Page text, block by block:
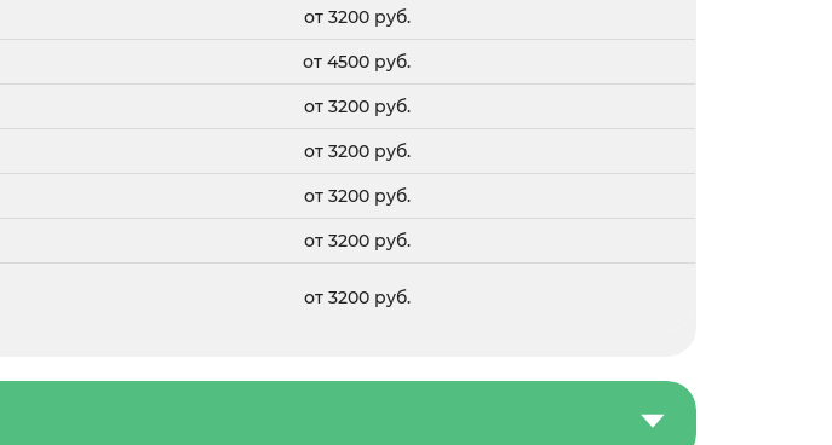
от 3200 руб.
от 4500 руб.
от 3200 руб.
от 3200 руб.
от 3200 руб.
от 3200 руб.
от 3200 руб.